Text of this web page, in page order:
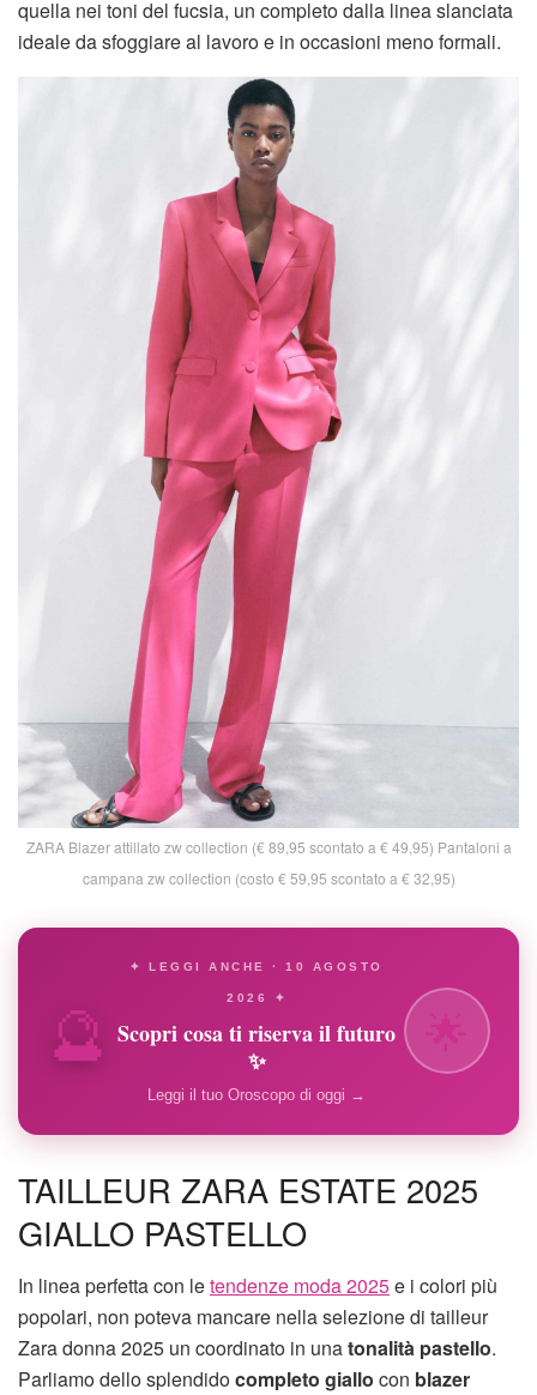
quella nei toni del fucsia, un completo dalla linea slanciata
ideale da sfoggiare al lavoro e in occasioni meno formali.
ZARA Blazer attillato zw collection (€ 89,95 scontato a € 49,95) Pantaloni a
campana zw collection (costo € 59,95 scontato a € 32,95)
🔮
✦ LEGGI ANCHE · 10 AGOSTO
2026 ✦
Scopri cosa ti riserva il futuro
✨
Leggi il tuo Oroscopo di oggi →
TAILLEUR ZARA ESTATE 2025
GIALLO PASTELLO
In linea perfetta con letendenze moda 2025e i colori più
popolari, non poteva mancare nella selezione di tailleur
Zara donna 2025 un coordinato in unatonalità pastello.
Parliamo dello splendidocompleto giallo con blazer